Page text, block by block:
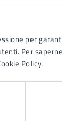
per
Per
Policy.